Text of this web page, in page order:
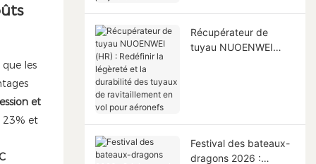
les
et
23% et
Récupérateur de
tuyau NUOENWEI
Festival des bateaux-
dragons 2026 :